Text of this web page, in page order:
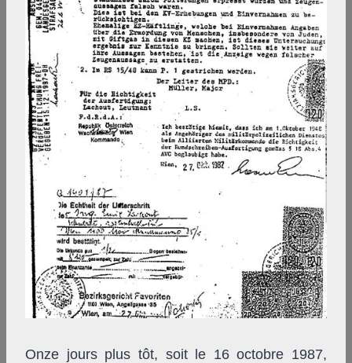
Onze jours plus tôt, soit le 16 octobre 1987,